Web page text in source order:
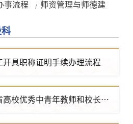
事流程
师资管理与师德建
开具职称证明手续办理流程
高校优秀中青年教师和校长境